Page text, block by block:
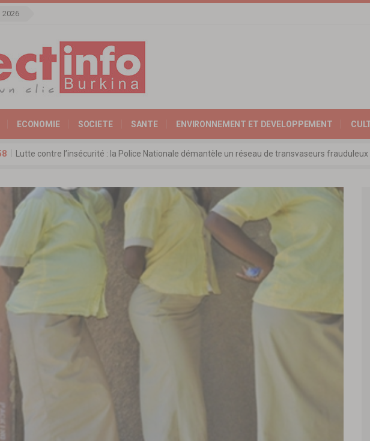
2026
ECONOMIE SOCIETE SANTE ENVIRONNEMENT ET DEVELOPPEMENT
Agence de Promotion de l’Expertise Nationale : Communiqué relatif à l’édition 2025 du
Mémorial Thomas-Sankara: les ministres chargés du Commerce de l’AES ravivent leurs